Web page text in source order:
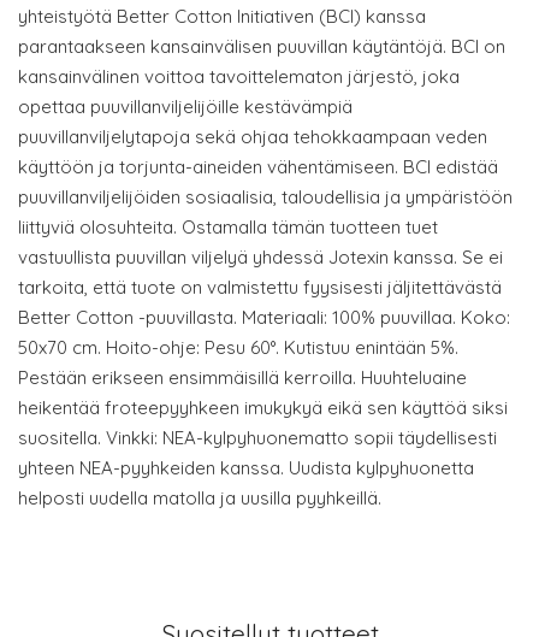
yhteistyötä Better Cotton Initiativen (BCI) kanssa
parantaakseen kansainvälisen puuvillan käytäntöjä. BCI on
kansainvälinen voittoa tavoittelematon järjestö, joka
opettaa puuvillanviljelijöille kestävämpiä
puuvillanviljelytapoja sekä ohjaa tehokkaampaan veden
käyttöön ja torjunta-aineiden vähentämiseen. BCI edistää
puuvillanviljelijöiden sosiaalisia, taloudellisia ja ympäristöön
liittyviä olosuhteita. Ostamalla tämän tuotteen tuet
vastuullista puuvillan viljelyä yhdessä Jotexin kanssa. Se ei
tarkoita, että tuote on valmistettu fyysisesti jäljitettävästä
Better Cotton -puuvillasta. Materiaali: 100% puuvillaa. Koko:
50x70 cm. Hoito-ohje: Pesu 60°. Kutistuu enintään 5%.
Pestään erikseen ensimmäisillä kerroilla. Huuhteluaine
heikentää froteepyyhkeen imukykyä eikä sen käyttöä siksi
suositella. Vinkki: NEA-kylpyhuonematto sopii täydellisesti
yhteen NEA-pyyhkeiden kanssa. Uudista kylpyhuonetta
helposti uudella matolla ja uusilla pyyhkeillä.